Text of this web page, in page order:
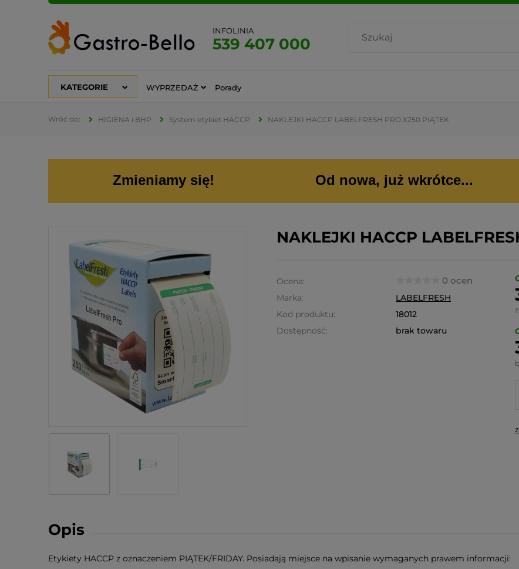
INFOLINIA
539 407 000
KATEGORIE WYPRZEDAŻ Porady
HIGIENA i BHP System etykiet HACCP NAKLEJKI HACCP LABELFRESH PRO X250 PIĄTEK
Zmieniamy się! Od nowa, już wkrótce...
NAKLEJKI HACCP
Ocena: 0 ocen
Marka:
LABELFRESH
Kod produktu:
18012
Dostępność:
brak towaru
Opis
Etykiety HACCP z oznaczeniem PIĄTEK/FRIDAY. Posiadają miejsce na wpisanie wymaganych prawem informacji: